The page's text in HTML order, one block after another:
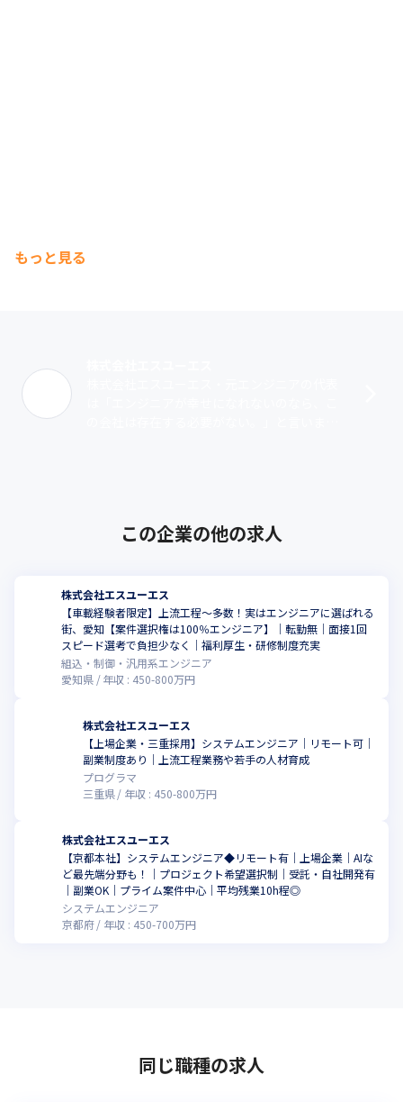
もっと見る
この企業の他の求人
株式会社エスユーエス
【車載経験者限定】上流工程～多数！実はエンジニアに選ばれる
街、愛知【案件選択権は100％エンジニア】│転勤無│面接1回
スピード選考で負担少なく│福利厚生・研修制度充実
組込・制御・汎用系エンジニア
愛知県
年収 : 450-800万円
株式会社エスユーエス
【上場企業・三重採用】システムエンジニア│リモート可│
副業制度あり│上流工程業務や若手の人材育成
プログラマ
三重県
年収 : 450-800万円
株式会社エスユーエス
【京都本社】システムエンジニア◆リモート有｜上場企業｜AIな
ど最先端分野も！｜プロジェクト希望選択制｜受託・自社開発有
｜副業OK｜プライム案件中心｜平均残業10h程◎
システムエンジニア
京都府
年収 : 450-700万円
同じ職種の求人